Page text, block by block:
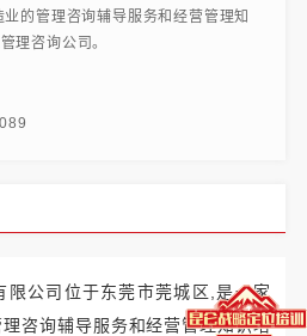
的管理咨询辅导服务和经营管理知
理咨询公司。
限公司位于东莞市莞城区,是一家
咨询辅导服务和经营管理知识培